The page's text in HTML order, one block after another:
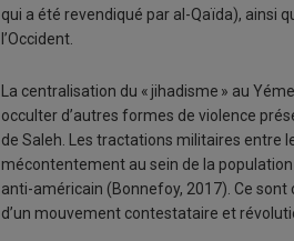
qui a été revendiqué par al-Qaïda), ainsi
l’Occident.
La centralisation du « jihadisme » au
occulter d’autres formes de violence
de Saleh. Les tractations militaires entre
mécontentement au sein de la
anti-américain (Bonnefoy, 2017). Ce
d’un mouvement contestataire et